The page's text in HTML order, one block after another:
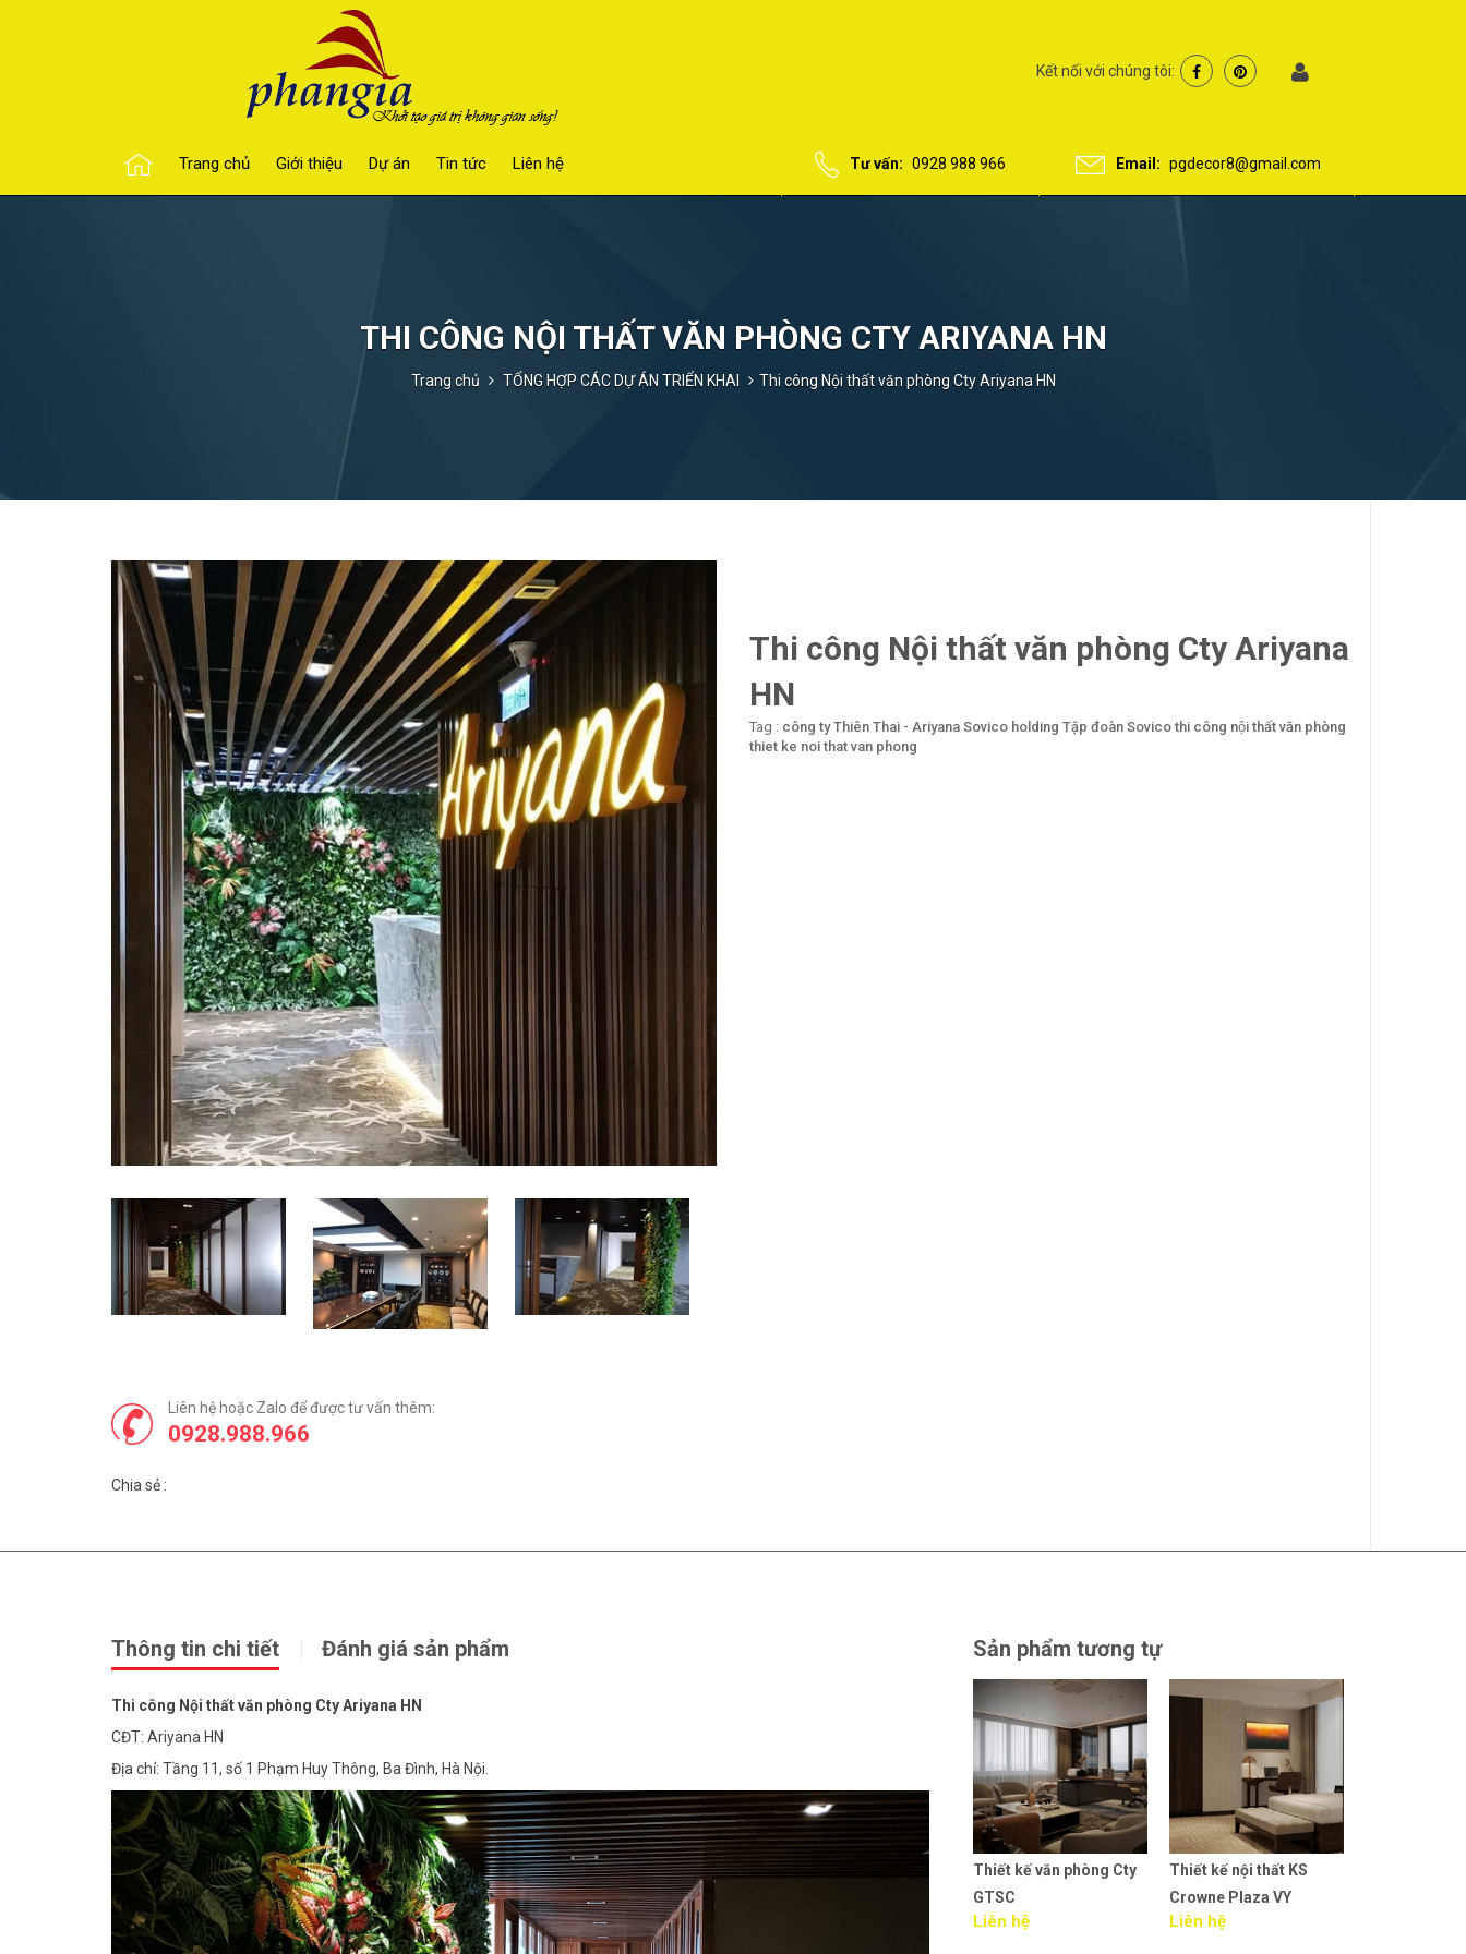
Kết nối với chúng tôi:
Trang chủ Giới thiệu Dự án Tin tức Liên hệ Tư vấn: 0928 988 966 Email: pgdecor8@gmail.com
THI CÔNG NỘI THẤT VĂN PHÒNG CTY ARIYANA HN
Trang chủ TỔNG HỢP CÁC DỰ ÁN TRIỂN KHAI Thi công Nội thất văn phòng Cty Ariyana HN
Liên hệ hoặc Zalo để được tư vấn thêm:
0928.988.966
Chia sẻ :
Thi công Nội thất văn phòng Cty Ariyana
HN
Tag : công ty Thiên Thai - Ariyana Sovico holding Tập đoàn Sovico thi công nội thất văn phòng
thiet ke noi that van phong
Thông tin chi tiết Đánh giá sản phẩm
Thi công Nội thất văn phòng Cty Ariyana HN
CĐT: Ariyana HN
Địa chỉ: Tầng 11, số 1 Phạm Huy Thông, Ba Đình, Hà Nội.
Sản phẩm tương tự
Thiết kế văn phòng Cty
Thiết kế nội thất KS
Crowne Plaza VY
Liên hệ
Thi công nội thất văn
phòng MEDA HN
Liên hệ